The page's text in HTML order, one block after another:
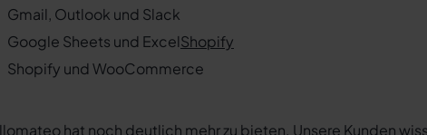
Gmail, Outlook und Slack
Google Sheets und ExcelShopify
Shopify und WooCommerce
hat noch deutlich mehr zu bieten. Unsere Kunden